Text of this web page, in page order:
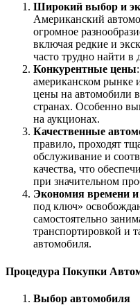
Широкий выбор и
Американский
огромное
включая редкие и
часто трудно найти в
Конкурентные цены
американском рынке
цены на автомобили
странах. Особенно
на аукционах.
Качественные
правило, проходят
обслуживание и
качества, что
при значительном
Экономия времени и
под ключ»
самостоятельно
транспортировкой и
автомобиля.
Процедура Покупки
Выбор автомобиля